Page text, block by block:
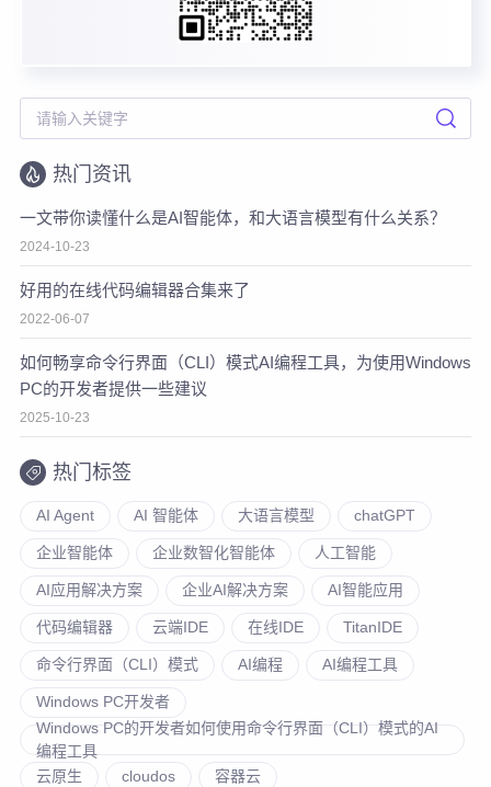
热门资讯
一文带你读懂什么是AI智能体，和大语言模型有什么关系？
2024-10-23
好用的在线代码编辑器合集来了
2022-06-07
如何畅享命令行界面（CLI）模式AI编程工具，为使用Windows
PC的开发者提供一些建议
2025-10-23
热门标签
AI Agent AI 智能体 大语言模型 chatGPT
企业智能体 企业数智化智能体 人工智能
AI应用解决方案 企业AI解决方案 AI智能应用
代码编辑器 云端IDE 在线IDE TitanIDE
命令行界面（CLI）模式 AI编程 AI编程工具
Windows PC开发者
Windows PC的开发者如何使用命令行界面（CLI）模式的AI
编程工具
云原生
cloudos 容器云